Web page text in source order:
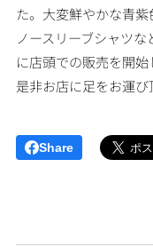
た。大変鮮やかな青
ノースリーブシャツ
に店頭での販売を開
是非お店に足をお運び
Share